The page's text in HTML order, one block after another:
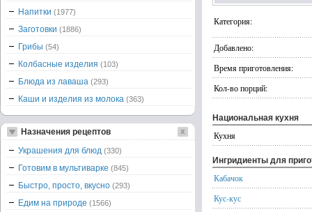
Категория:
Добавлено:
Время приготовления:
Кол-во порций:
Национальная кухня
Кухня
Ингридиенты для
Кабачок
Кус-кус
Напитки (1977)
Заготовки (1886)
Грибы (54)
Колбасные изделия (103)
Блюда из лаваша (293)
Каши и изделия из молока (363)
Назначения рецептов
Украшения для блюд (330)
Готовим в мультиварке (845)
Быстро, просто, вкусно (293)
Едим на природе (1566)